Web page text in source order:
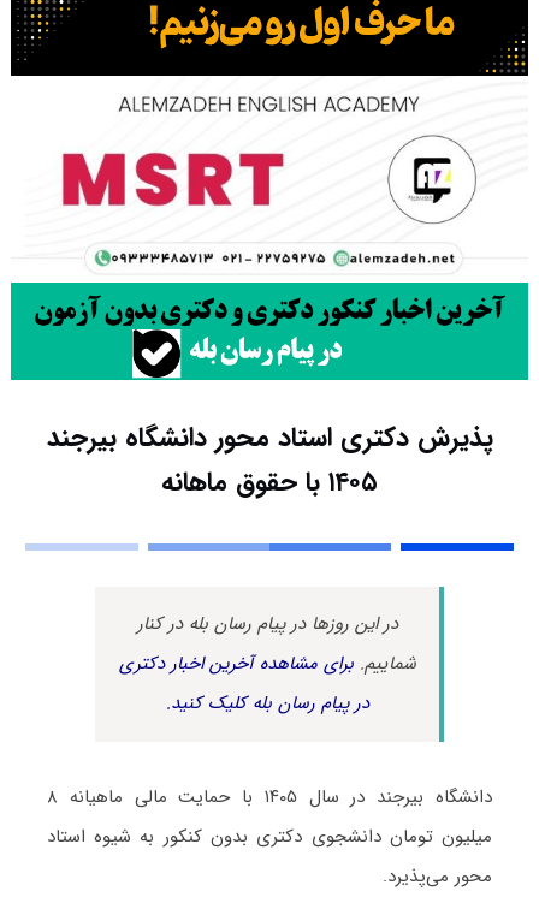
پذیرش دکتری استاد محور دانشگاه بیرجند
۱۴۰۵ با حقوق ماهانه
در این روزها در پیام رسان بله در کنار
شماییم.برای مشاهده آخرین اخبار دکتری
در پیام رسان بله کلیک کنید.
دانشگاه بیرجند در سال ۱۴۰۵ با حمایت مالی ماهیانه ۸
میلیون تومان دانشجوی دکتری بدون کنکور به شیوه استاد
محور می‌پذیرد.